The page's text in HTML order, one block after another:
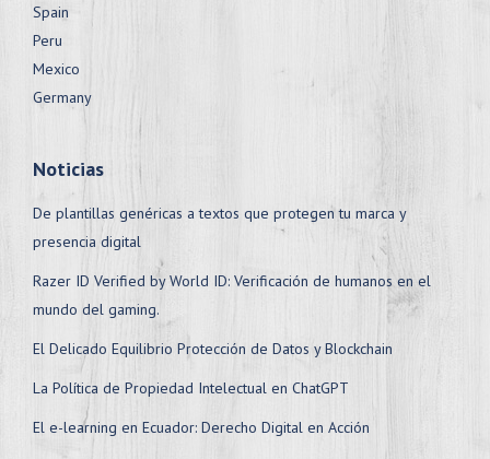
Spain
Peru
Mexico
Germany
Noticias
De plantillas genéricas a textos que protegen tu marca y
presencia digital
Razer ID Verified by World ID: Verificación de humanos en el
mundo del gaming.
El Delicado Equilibrio Protección de Datos y Blockchain
La Política de Propiedad Intelectual en ChatGPT
El e-learning en Ecuador: Derecho Digital en Acción